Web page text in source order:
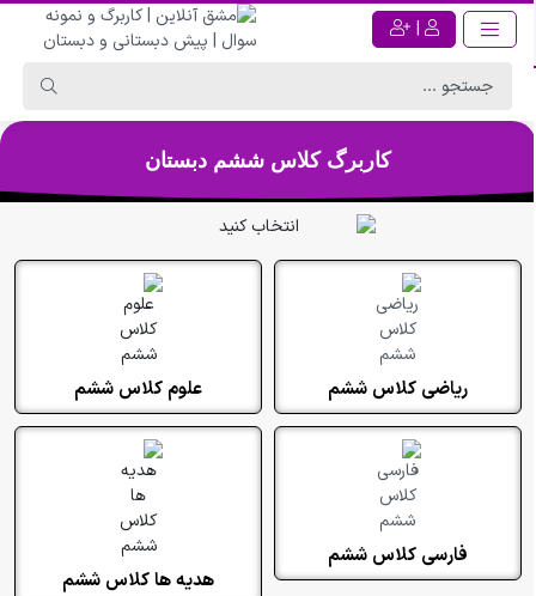
|
کاربرگ کلاس ششم دبستان
ریاضی کلاس ششم علوم کلاس ششم
فارسی کلاس ششم
هدیه ها کلاس ششم